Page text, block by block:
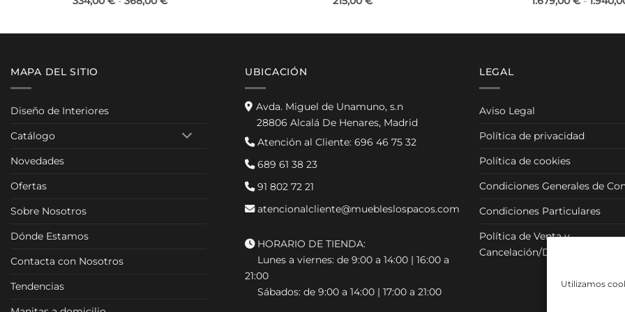
Utilizamos
MAPA DEL SITIO
Diseño de Interiores
Catálogo
Novedades
Ofertas
Sobre Nosotros
Dónde Estamos
Contacta con Nosotros
Tendencias
UBICACIÓN
Avda. Miguel de Unamuno, s.n
28806 Alcalá De Henares, Madrid
Atención al Cliente: 696 46 75 32
689 61 38 23
91 802 72 21
atencionalcliente@muebleslospacos.com
HORARIO DE TIENDA:
Lunes a viernes: de 9:00 a 14:00 | 16:00 a
21:00
Sábados: de 9:00 a 14:00 | 17:00 a 21:00
LEGAL
Aviso Legal
Política de privacidad
Política de cookies
Condiciones Generales de
Condiciones Particulares
Política de Venta y
Cancelación/Devolución